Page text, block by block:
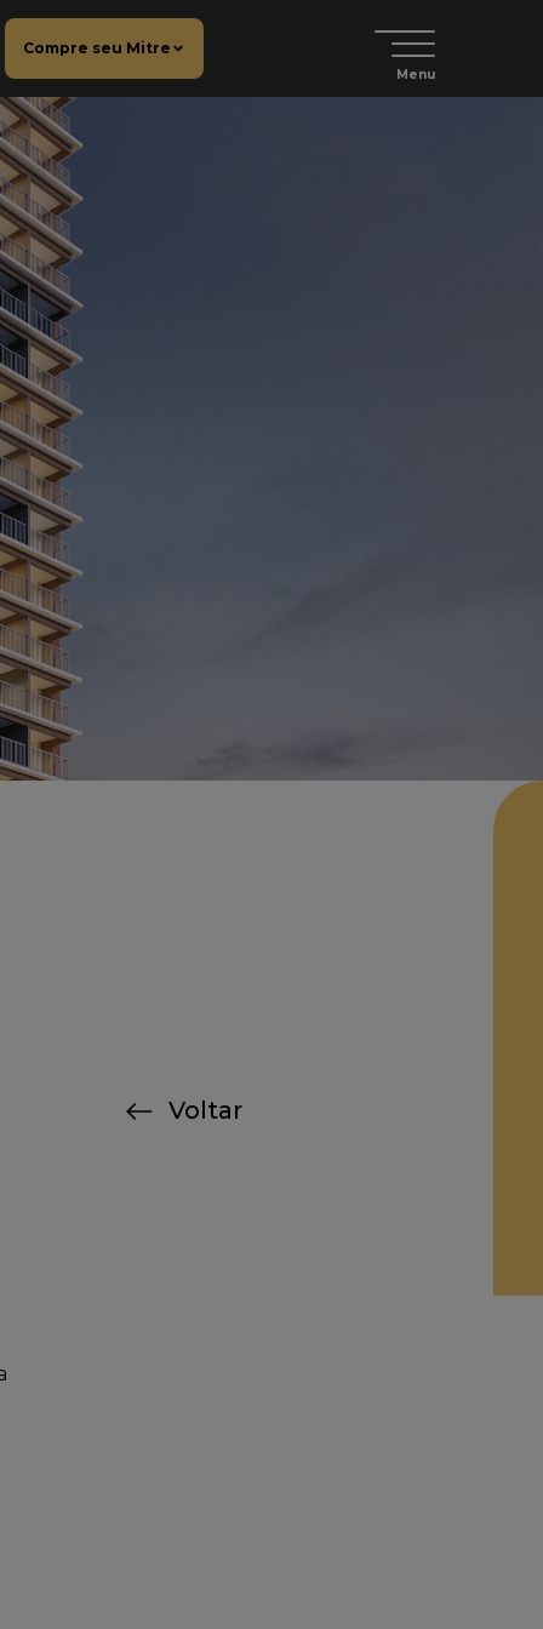
Compre seu Mitre
Menu
Voltar